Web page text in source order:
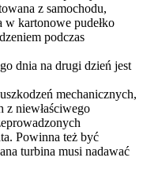
z samochodu,
w kartonowe pudełko
podczas
dnia na drugi dzień jest
mechanicznych,
z niewłaściwego
Powinna też być
turbina musi nadawać